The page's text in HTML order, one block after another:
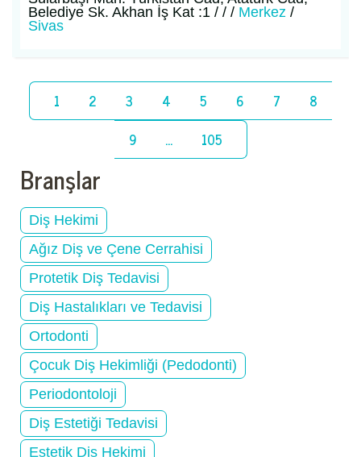
Belediye Sk. Akhan İş Kat :1 / / / Merkez /
Sivas
1 2 3 4 5 6 7
8
9
... 105
Branşlar
Diş Hekimi
Ağız Diş ve Çene Cerrahisi
Protetik Diş Tedavisi
Diş Hastalıkları ve Tedavisi
Ortodonti
Çocuk Diş Hekimliği (Pedodonti)
Periodontoloji
Diş Estetiği Tedavisi
Estetik Diş Hekimi